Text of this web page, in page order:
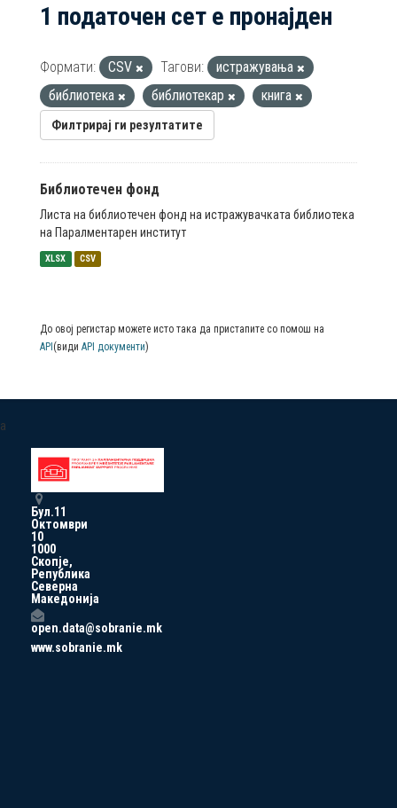
1 податочен сет е пронајден
Формати: CSV Тагови:
истражувања
библиотека
библиотекар книга
Филтрирај ги резултатите
Библиотечен фонд
Листа на библиотечен фонд на истражувачката библиотека
на Паралментарен институт
XLSX CSV
До овој регистар можете исто така да пристапите со помош на
API (види API документи)
a
Бул.11
Октомври
10
1000
Скопје,
Република
Северна
Македонија
open.data@sobranie.mk
www.sobranie.mk